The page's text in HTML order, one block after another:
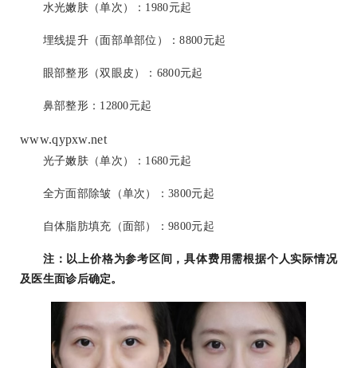
水光嫩肤（单次）：1980元起
埋线提升（面部单部位）：8800元起
眼部整形（双眼皮）：6800元起
鼻部整形：12800元起
www.qypxw.net
光子嫩肤（单次）：1680元起
全方面部除皱（单次）：3800元起
自体脂肪填充（面部）：9800元起
注：以上价格为参考区间，具体费用需根据个人实际情况
及医生面诊后确定。